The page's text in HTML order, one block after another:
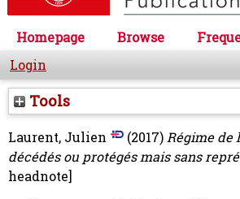
Homepage Browse
Login
Tools
Laurent, Julien (2017)Régime
décédés ou protégés mais sans
headnote]